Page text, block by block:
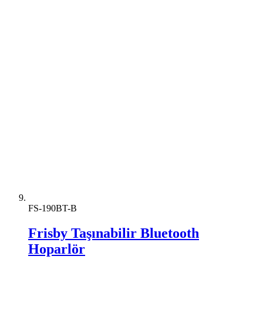
FS-190BT-B
Frisby Taşınabilir Bluetooth
Hoparlör